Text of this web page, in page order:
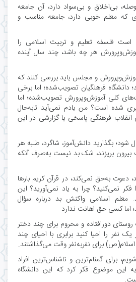
بی‌اخلاق و بی‌سواد دارد، آن جامعه
که معلم خوبی دارد، جامعه مناسب و
است فلسفه تعلیم و تربیت اسلامی را
هر چه باشد، چند سال آینده
و مجلس باید بررسی کنند که
فرهنگیان تصویب‌شده؛ اما برخی
کلی آموزش‌وپرورش تصویب‌شده؛ اما
شده است؟ من یادم نمی‌آید تابه‌حال
فرهنگی پاسخی یا گزارشی در این
شود؛ بگذارید دانش‌آموز، شاگرد، طلبه هر
بریزند، شک بد نیست به‌صرف آنکه
دعوت به‌حق نمی‌کند، در قرآن کریم بارها
نمی‌کنید؟ چرا به یاد نمی‌آورید؟ این
اسلامی واکنش بد درباره سؤال
اما کسی حق اهانت ندارد.
دورافتاده و محروم برای چند دختر
نفر را احیا کنید برابری با احیای چند
اسلام(ص) برای نفربه‌نفر وقت می‌گذاشتند.
برای گمنام‌ترین و ناشناس‌ترین افراد
این موضوع فکر کرد که این دانشگاه